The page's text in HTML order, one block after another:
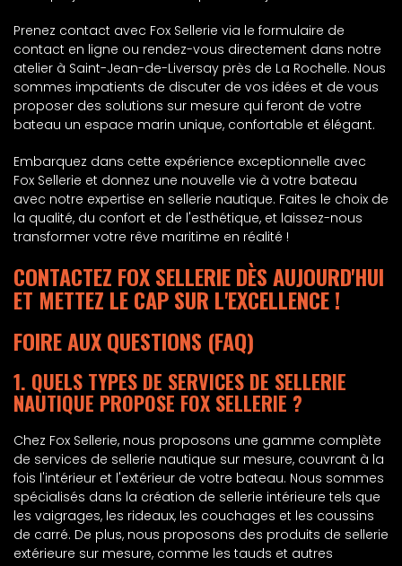
Prenez contact avec Fox Sellerie via le formulaire de
contact en ligne ou rendez-vous directement dans notre
atelier à Saint-Jean-de-Liversay près de La Rochelle. Nous
sommes impatients de discuter de vos idées et de vous
proposer des solutions sur mesure qui feront de votre
bateau un espace marin unique, confortable et élégant.
Embarquez dans cette expérience exceptionnelle avec
Fox Sellerie et donnez une nouvelle vie à votre bateau
avec notre expertise en sellerie nautique. Faites le choix de
la qualité, du confort et de l'esthétique, et laissez-nous
transformer votre rêve maritime en réalité !
CONTACTEZ FOX SELLERIE DÈS AUJOURD'HUI
ET METTEZ LE CAP SUR L'EXCELLENCE !
FOIRE AUX QUESTIONS (FAQ)
1. QUELS TYPES DE SERVICES DE SELLERIE
NAUTIQUE PROPOSE FOX SELLERIE ?
Chez Fox Sellerie, nous proposons une gamme complète
de services de sellerie nautique sur mesure, couvrant à la
fois l'intérieur et l'extérieur de votre bateau. Nous sommes
spécialisés dans la création de sellerie intérieure tels que
les vaigrages, les rideaux, les couchages et les coussins
de carré. De plus, nous proposons des produits de sellerie
extérieure sur mesure, comme les tauds et autres